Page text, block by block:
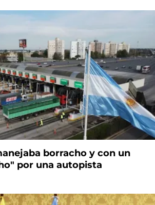
borracho y con un
por una autopista